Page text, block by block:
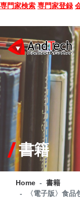
専門家検索 専門家登録
SEMINAR
BOOK
CONSULTING
SERVICE
COMPANY
Q&A
書籍
Home
書籍
〈電子版〉食